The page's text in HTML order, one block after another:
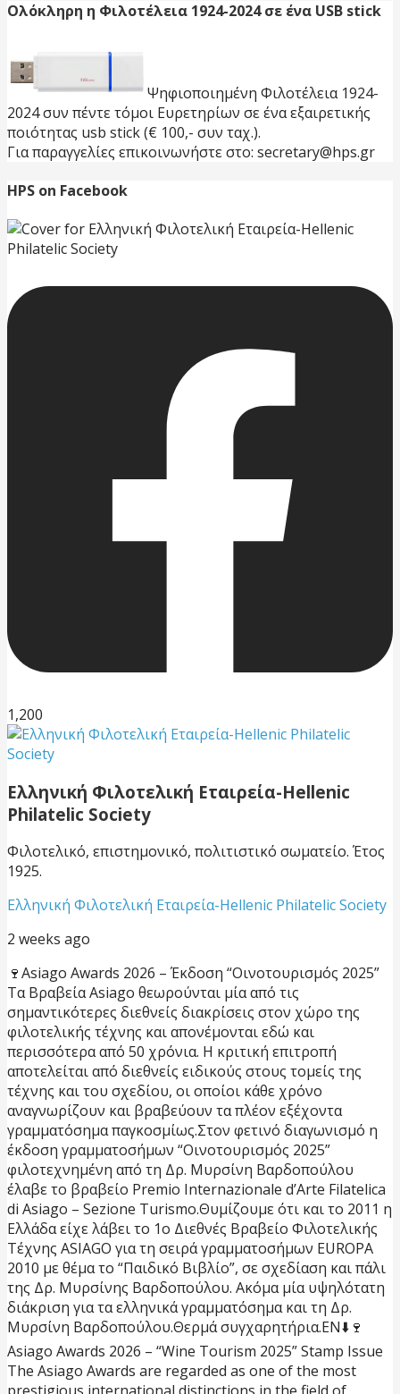
Ολόκληρη η Φιλοτέλεια 1924-2024 σε ένα USB stick
Ψηφιοποιημένη Φιλοτέλεια 1924-
2024 συν πέντε τόμοι Ευρετηρίων σε ένα εξαιρετικής
ποιότητας usb stick (€ 100,- συν ταχ.).
Για παραγγελίες επικοινωνήστε στο: secretary@hps.gr
HPS on Facebook
1,200
Ελληνική Φιλοτελική Εταιρεία-Hellenic
Philatelic Society
Φιλοτελικό, επιστημονικό, πολιτιστικό σωματείο. Έτος
1925.
Ελληνική Φιλοτελική Εταιρεία-Hellenic Philatelic Society
2 weeks ago
🍷Asiago Awards 2026 – Έκδοση “Οινοτουρισμός 2025”
Τα Βραβεία Asiago θεωρούνται μία από τις
σημαντικότερες διεθνείς διακρίσεις στον χώρο της
φιλοτελικής τέχνης και απονέμονται εδώ και
περισσότερα από 50 χρόνια. Η κριτική επιτροπή
αποτελείται από διεθνείς ειδικούς στους τομείς της
τέχνης και του σχεδίου, οι οποίοι κάθε χρόνο
αναγνωρίζουν και βραβεύουν τα πλέον εξέχοντα
γραμματόσημα παγκοσμίως.Στον φετινό διαγωνισμό η
έκδοση γραμματοσήμων “Οινοτουρισμός 2025”
φιλοτεχνημένη από τη Δρ. Μυρσίνη Βαρδοπούλου
έλαβε το βραβείο Premio Internazionale d’Arte Filatelica
di Asiago – Sezione Turismo.Θυμίζουμε ότι και το 2011 η
Ελλάδα είχε λάβει το 1ο Διεθνές Βραβείο Φιλοτελικής
Τέχνης ASIAGO για τη σειρά γραμματοσήμων EUROPA
2010 με θέμα το “Παιδικό Βιβλίο”, σε σχεδίαση και πάλι
της Δρ. Μυρσίνης Βαρδοπούλου. Ακόμα μία υψηλότατη
διάκριση για τα ελληνικά γραμματόσημα και τη Δρ.
Μυρσίνη Βαρδοπούλου.Θερμά συγχαρητήρια.EN⬇️ 🍷
Asiago Awards 2026 – “Wine Tourism 2025” Stamp Issue
The Asiago Awards are regarded as one of the most